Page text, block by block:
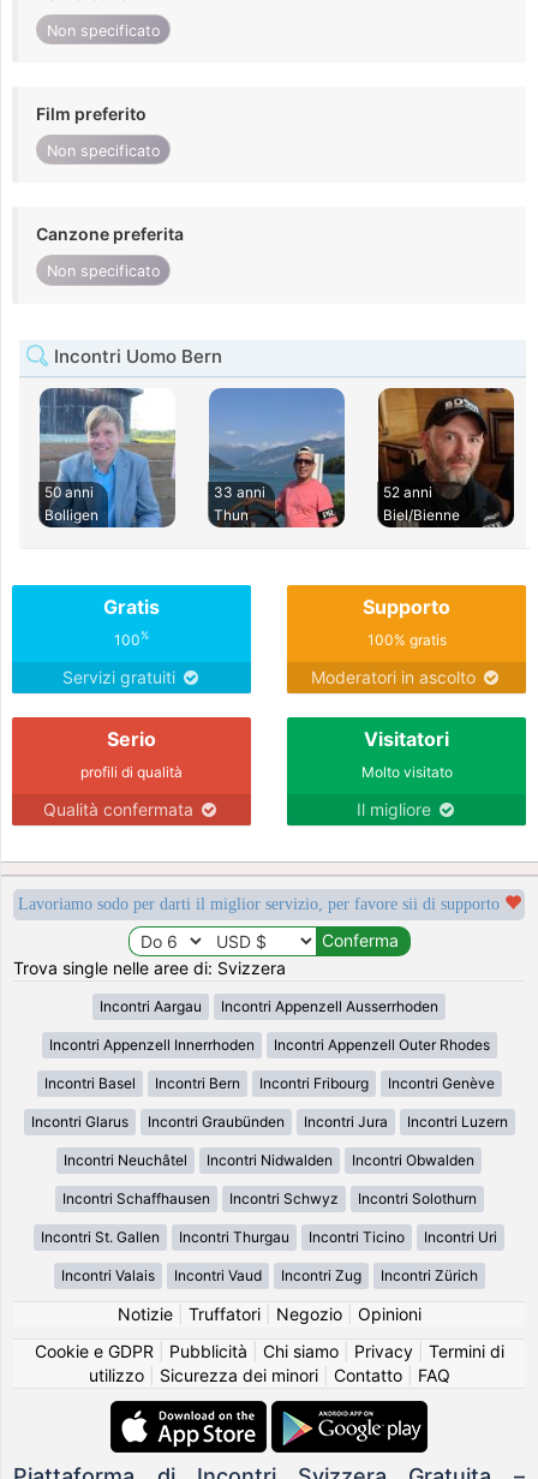
Non specificato
Film preferito
Non specificato
Canzone preferita
Non specificato
Incontri Uomo Bern
50 anni
Bolligen
33 anni
Thun
52 anni
Biel/Bienne
Gratis
100%
Servizi gratuiti
Supporto
100% gratis
Moderatori in ascolto
Serio
profili di qualità
Qualità confermata
Visitatori
Molto visitato
Il migliore
Lavoriamo sodo per darti il miglior servizio, per favore sii di supporto
Trova single nelle aree di: Svizzera
Incontri Aargau Incontri Appenzell Ausserrhoden
Incontri Appenzell Innerrhoden Incontri Appenzell Outer Rhodes
Incontri Basel Incontri Bern Incontri Fribourg Incontri Genève
Incontri Glarus Incontri Graubünden Incontri Jura Incontri Luzern
Incontri Neuchâtel Incontri Nidwalden Incontri Obwalden
Incontri Schaffhausen Incontri Schwyz Incontri Solothurn
Incontri St. Gallen Incontri Thurgau Incontri Ticino Incontri Uri
Incontri Valais Incontri Vaud Incontri Zug Incontri Zürich
Notizie| Truffatori| Negozio| Opinioni
Cookie e GDPR
Pubblicità Chi siamo| Privacy| Termini di
utilizzo| Sicurezza dei minori| Contatto| FAQ